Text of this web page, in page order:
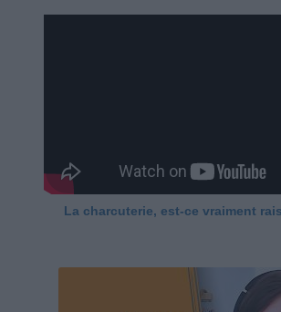
La charcuterie, est-ce vraiment